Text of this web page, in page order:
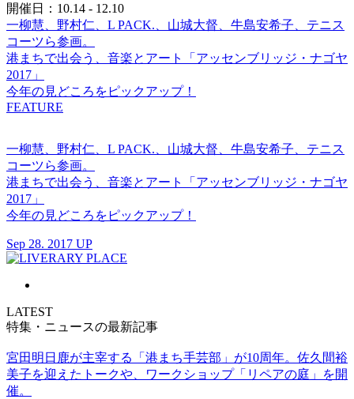
開催日：10.14 - 12.10
一柳慧、野村仁、L PACK.、山城大督、牛島安希子、テニス
コーツら参画。
港まちで出会う、音楽とアート「アッセンブリッジ・ナゴヤ
2017」
今年の見どころをピックアップ！
FEATURE
一柳慧、野村仁、L PACK.、山城大督、牛島安希子、テニス
コーツら参画。
港まちで出会う、音楽とアート「アッセンブリッジ・ナゴヤ
2017」
今年の見どころをピックアップ！
Sep 28. 2017 UP
LATEST
特集・ニュースの最新記事
宮田明日鹿が主宰する「港まち手芸部」が10周年。佐久間裕
美子を迎えたトークや、ワークショップ「リペアの庭」を開
催。